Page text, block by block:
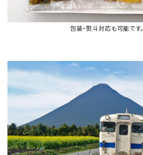
包装・熨斗対応も可能です。